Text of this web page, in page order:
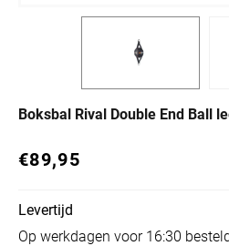
Boksbal Rival Double End Ball
Normale prijs
€89,95
Levertijd
Op werkdagen voor 16:30